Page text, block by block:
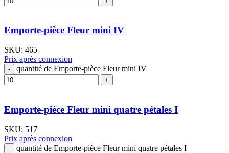
Emporte-pièce Fleur mini IV
SKU: 465
Prix après connexion
quantité de Emporte-pièce Fleur mini IV
Emporte-pièce Fleur mini quatre pétales I
SKU: 517
Prix après connexion
quantité de Emporte-pièce Fleur mini quatre pétales I